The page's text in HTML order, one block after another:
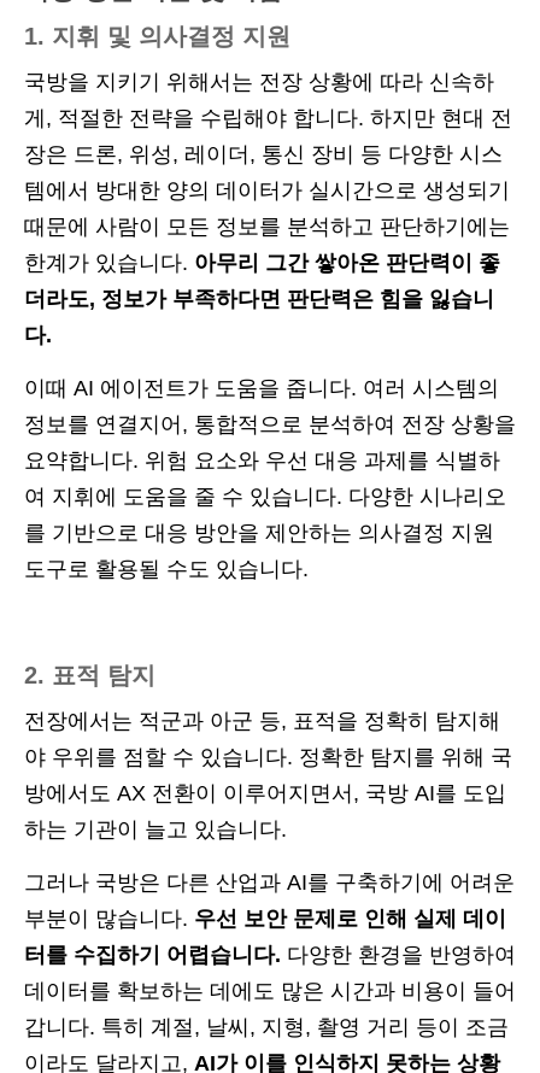
1. 지휘 및 의사결정 지원
국방을 지키기 위해서는 전장 상황에 따라 신속하
게, 적절한 전략을 수립해야 합니다. 하지만 현대 전
장은 드론, 위성, 레이더, 통신 장비 등 다양한 시스
템에서 방대한 양의 데이터가 실시간으로 생성되기
때문에 사람이 모든 정보를 분석하고 판단하기에는
한계가 있습니다. 아무리 그간 쌓아온 판단력이 좋
더라도, 정보가 부족하다면 판단력은 힘을 잃습니
다.
이때 AI 에이전트가 도움을 줍니다. 여러 시스템의
정보를 연결지어, 통합적으로 분석하여 전장 상황을
요약합니다. 위험 요소와 우선 대응 과제를 식별하
여 지휘에 도움을 줄 수 있습니다. 다양한 시나리오
를 기반으로 대응 방안을 제안하는 의사결정 지원
도구로 활용될 수도 있습니다.
2. 표적 탐지
전장에서는 적군과 아군 등, 표적을 정확히 탐지해
야 우위를 점할 수 있습니다. 정확한 탐지를 위해 국
방에서도 AX 전환이 이루어지면서, 국방 AI를 도입
하는 기관이 늘고 있습니다.
그러나 국방은 다른 산업과 AI를 구축하기에 어려운
부분이 많습니다. 우선 보안 문제로 인해 실제 데이
터를 수집하기 어렵습니다. 다양한 환경을 반영하여
데이터를 확보하는 데에도 많은 시간과 비용이 들어
갑니다. 특히 계절, 날씨, 지형, 촬영 거리 등이 조금
이라도 달라지고, AI가 이를 인식하지 못하는 상황